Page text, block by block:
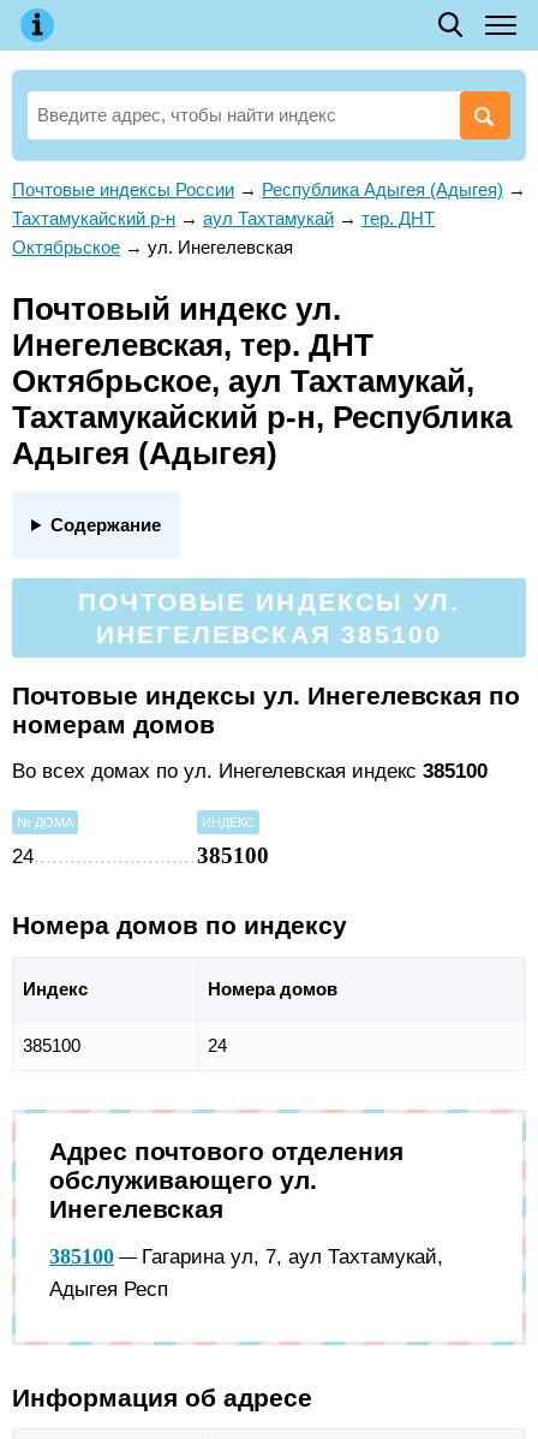
Почтовые индексы России → Республика Адыгея (Адыгея) →
Тахтамукайский р-н → аул Тахтамукай → тер. ДНТ
Октябрьское → ул. Инегелевская
Почтовый индекс ул.
Инегелевская, тер. ДНТ
Октябрьское, аул Тахтамукай,
Тахтамукайский р-н, Республика
Адыгея (Адыгея)
Содержание
ПОЧТОВЫЕ ИНДЕКСЫ УЛ.
ИНЕГЕЛЕВСКАЯ 385100
Почтовые индексы ул. Инегелевская по
номерам домов
Во всех домах по ул. Инегелевская индекс 385100
№ ДОМА ИНДЕКС
24 385100
Номера домов по индексу
Индекс Номера домов
385100 24
Адрес почтового отделения
обслуживающего ул.
Инегелевская
385100 — Гагарина ул, 7, аул Тахтамукай,
Адыгея Респ
Информация об адресе